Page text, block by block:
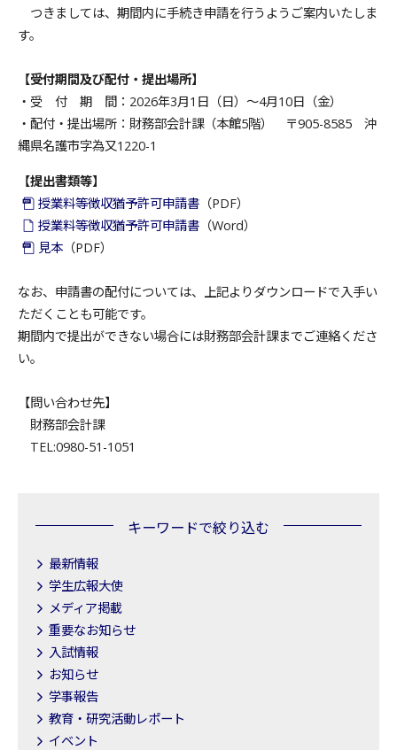
つきましては、期間内に手続き申請を行うようご案内いたしま
す。
【受付期間及び配付・提出場所】
・受 付 期 間：2026年3月1日（日）～4月10日（金）
・配付・提出場所：財務部会計課（本館5階） 〒905-8585 沖
縄県名護市字為又1220-1
【提出書類等】
授業料等徴収猶予許可申請書 （PDF）
授業料等徴収猶予許可申請書 （Word）
見本 （PDF）
なお、申請書の配付については、上記よりダウンロードで入手い
ただくことも可能です。
期間内で提出ができない場合には財務部会計課までご連絡くださ
い。
【問い合わせ先】
財務部会計課
TEL:0980-51-1051
キーワードで絞り込む
最新情報
学生広報大使
メディア掲載
重要なお知らせ
入試情報
お知らせ
学事報告
教育・研究活動レポート
イベント